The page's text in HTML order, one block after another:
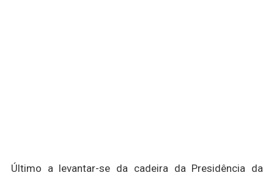
Último a levantar-se da cadeira da Presidência da